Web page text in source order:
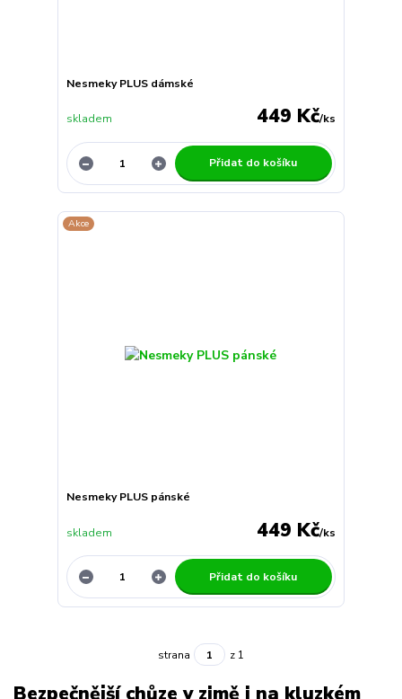
Nesmeky PLUS dámské
449 Kč/ks
skladem
Přidat do košíku
Akce
Nesmeky PLUS pánské
449 Kč/ks
skladem
Přidat do košíku
strana z 1
Bezpečnější chůze v zimě i na kluzkém